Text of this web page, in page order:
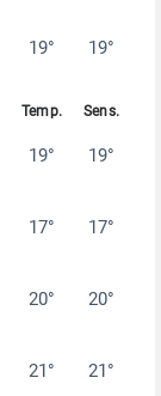
19° 19°
19° 19°
17° 17°
20° 20°
21° 21°